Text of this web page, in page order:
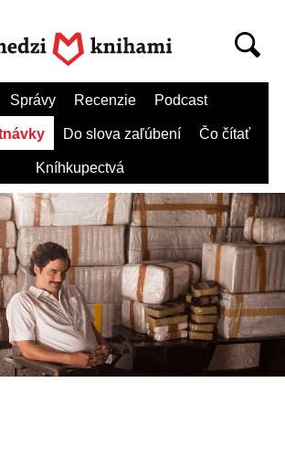
Správy Recenzie Podcast
Do slova zaľúbení Čo čítať
Kníhkupectvá